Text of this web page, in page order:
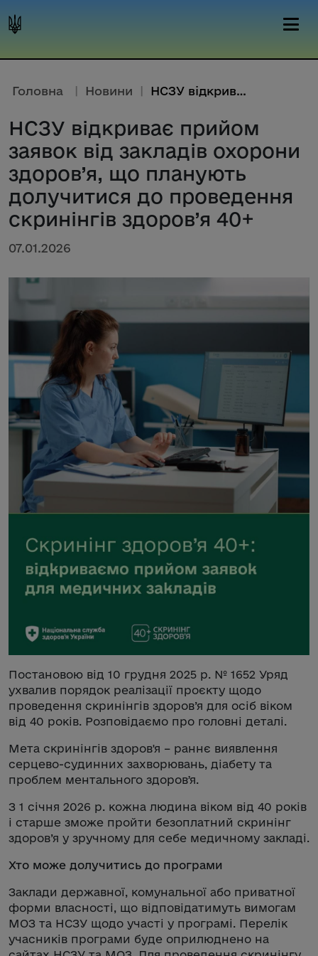
Головна | Новини | НСЗУ відкриває прийом заявок в...
НСЗУ відкриває прийом
заявок від закладів охорони
здоров’я, що планують
долучитися до проведення
скринінгів здоров’я 40+
07.01.2026
Постановою від 10 грудня 2025 р. № 1652 Уряд
ухвалив порядок реалізації проєкту щодо
проведення скринінгів здоров’я для осіб віком
від 40 років. Розповідаємо про головні деталі.
Мета скринінгів здоров'я – раннє виявлення
серцево-судинних захворювань, діабету та
проблем ментального здоровʼя.
З 1 січня 2026 р. кожна людина віком від 40 років
і старше зможе пройти безоплатний скринінг
здоров’я у зручному для себе медичному закладі.
Хто може долучитись до програми
Заклади державної, комунальної або приватної
форми власності, що відповідатимуть вимогам
МОЗ та НСЗУ щодо участі у програмі. Перелік
учасників програми буде оприлюднено на